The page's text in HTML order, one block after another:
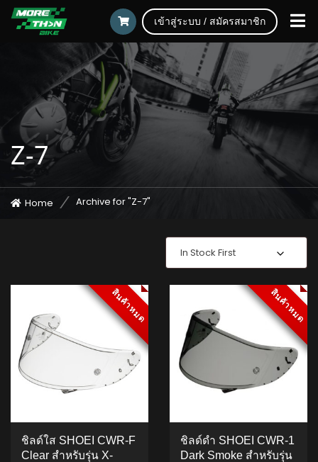
เข้าสู่ระบบ / สมัครสมาชิก
Z-7
Home Archive for "Z-7"
In Stock First
สินค้าหมด
สินค้าหมด
ชิลด์ใส SHOEI CWR-F
Clear สำหรับรุ่น X-
สินค้าหมด
สินค้าหมด
ชิลด์ดำ SHOEI CWR-1
Dark Smoke สำหรับรุ่น